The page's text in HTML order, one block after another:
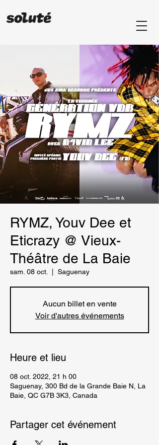
RYMZ, Youv Dee et
Eticrazy @ Vieux-
Théâtre de La Baie
sam. 08 oct. Saguenay
Aucun billet en vente
Voir d'autres événements
Heure et lieu
08 oct. 2022, 21 h 00
Saguenay, 300 Bd de la Grande Baie N, La
Baie, QC G7B 3K3, Canada
Partager cet événement